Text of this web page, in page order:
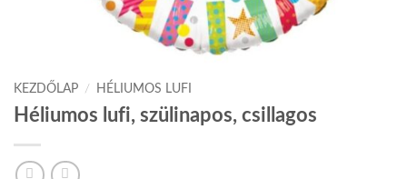
KEZDŐLAP / HÉLIUMOS LUFI
Héliumos lufi, szülinapos, csillagos